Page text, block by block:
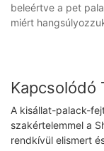
beleértve a pet
miért
Kapcsolódó
A kisállat-palack-
szakértelemmel a
rendkívül elismert